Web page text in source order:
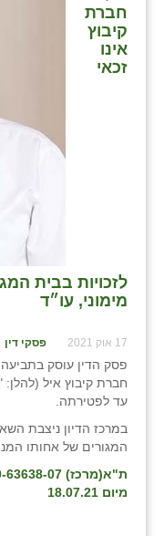
חברת
קיבוץ
אינו
זכאי
לזכויות בבית
מימוני, עו״ד
17 אוק 2021 פסקי דין
פסק הדין עוסק
חברת קיבוץ איל (להלן:
עד לפטירתה.
במרכז הדיון ניצבת
המגורים של אחותו
מיום 18.07.21